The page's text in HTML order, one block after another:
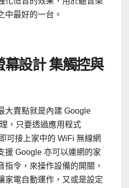
中最好的一台。
幕設計 集觸控與
大賣點就是內建 Google
，只要透過應用程式
可接上家中的 WiFi 無線網
援 Google 亦可以連網的家
指令，來操作設備的開關，
家電自動運作，又或是設定